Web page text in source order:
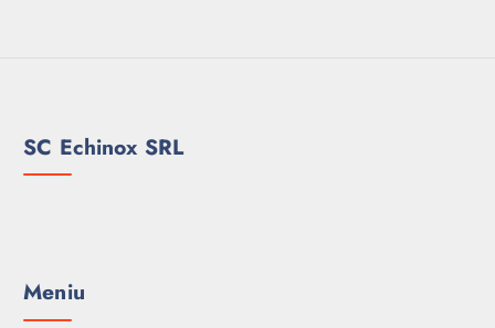
SC Echinox SRL
Meniu